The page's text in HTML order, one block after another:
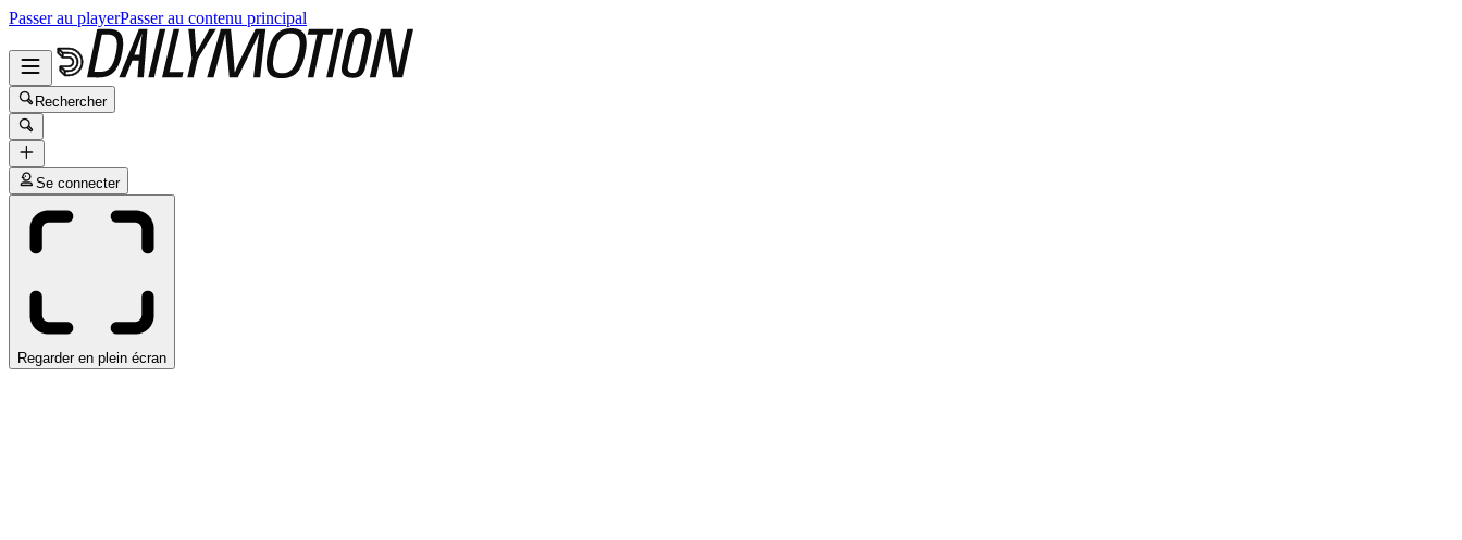
Passer au playerPasser au contenu principal
Rechercher
Se connecter
Regarder en plein écran